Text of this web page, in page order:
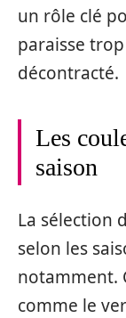
un rôle clé
paraisse
décontracté.
Les
saison
La sélection
selon les
notamment.
comme le